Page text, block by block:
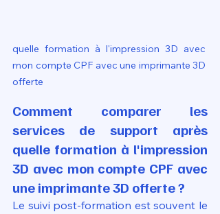
quelle formation à l'impression 3D avec
mon compte CPF avec une imprimante 3D
offerte
Comment comparer les
services de support après
quelle formation à l'impression
3D avec mon compte CPF avec
une imprimante 3D offerte ?
Le suivi post-formation est souvent le